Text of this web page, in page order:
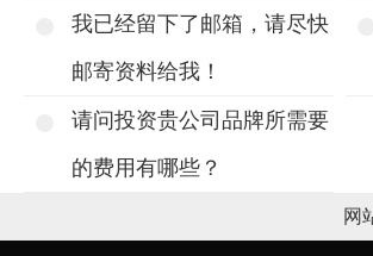
我已经留下了邮箱，请尽快
邮寄资料给我！
请问投资贵公司品牌所需要
的费用有哪些？
网